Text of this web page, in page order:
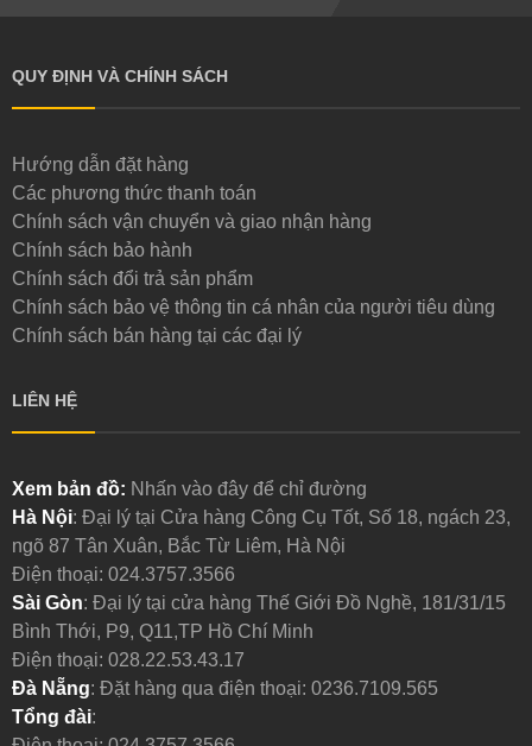
QUY ĐỊNH VÀ CHÍNH SÁCH
Hướng dẫn đặt hàng
Các phương thức thanh toán
Chính sách vận chuyển và giao nhận hàng
Chính sách bảo hành
Chính sách đổi trả sản phẩm
Chính sách bảo vệ thông tin cá nhân của người tiêu dùng
Chính sách bán hàng tại các đại lý
LIÊN HỆ
Xem bản đồ: Nhấn vào đây để chỉ đường
Hà Nội: Đại lý tại Cửa hàng Công Cụ Tốt, Số 18, ngách 23,
ngõ 87 Tân Xuân, Bắc Từ Liêm, Hà Nội
Điện thoại: 024.3757.3566
Sài Gòn: Đại lý tại cửa hàng Thế Giới Đồ Nghề, 181/31/15
Bình Thới, P9, Q11,TP Hồ Chí Minh
Điện thoại: 028.22.53.43.17
Đà Nẵng: Đặt hàng qua điện thoại: 0236.7109.565
Tổng đài: